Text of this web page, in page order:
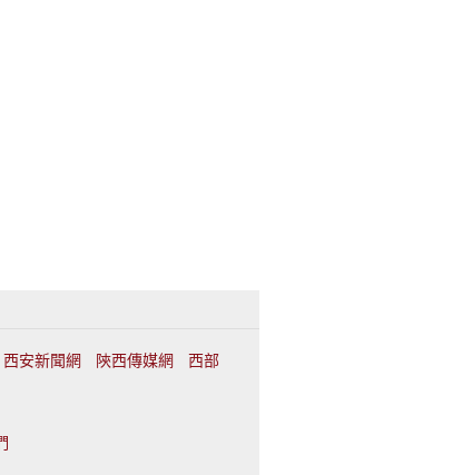
西安新聞網 陝西傳媒網
西部